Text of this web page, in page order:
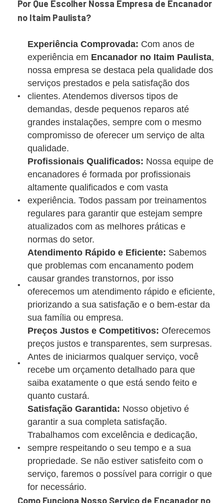
Por Que Escolher Nossa Empresa de Encanador
no Itaim Paulista?
Experiência Comprovada: Com anos de
experiência em Encanador no Itaim Paulista,
nossa empresa se destaca pela qualidade dos
serviços prestados e pela satisfação dos
clientes. Atendemos diversos tipos de
demandas, desde pequenos reparos até
grandes instalações, sempre com o mesmo
compromisso de oferecer um serviço de alta
qualidade.
Profissionais Qualificados: Nossa equipe de
encanadores é formada por profissionais
altamente qualificados e com vasta
experiência. Todos passam por treinamentos
regulares para garantir que estejam sempre
atualizados com as melhores práticas e
normas do setor.
Atendimento Rápido e Eficiente: Sabemos
que problemas com encanamento podem
causar grandes transtornos, por isso
oferecemos um atendimento rápido e eficiente,
priorizando a sua satisfação e o bem-estar da
sua família ou empresa.
Preços Justos e Competitivos: Oferecemos
preços justos e transparentes, sem surpresas.
Antes de iniciarmos qualquer serviço, você
recebe um orçamento detalhado para que
saiba exatamente o que está sendo feito e
quanto custará.
Satisfação Garantida: Nosso objetivo é
garantir a sua completa satisfação.
Trabalhamos com excelência e dedicação,
sempre respeitando o seu tempo e a sua
propriedade. Se não estiver satisfeito com o
serviço, faremos o possível para corrigir o que
for necessário.
Como Funciona Nosso Serviço de Encanador no